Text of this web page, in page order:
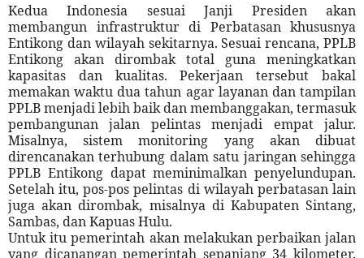
Kedua Indonesia sesuai Janji Presiden akan
membangun infrastruktur di Perbatasan khususnya
Entikong dan wilayah sekitarnya. Sesuai rencana, PPLB
Entikong akan dirombak total guna meningkatkan
kapasitas dan kualitas. Pekerjaan tersebut bakal
memakan waktu dua tahun agar layanan dan tampilan
PPLB menjadi lebih baik dan membanggakan, termasuk
pembangunan jalan pelintas menjadi empat jalur.
Misalnya, sistem monitoring yang akan dibuat
direncanakan terhubung dalam satu jaringan sehingga
PPLB Entikong dapat meminimalkan penyelundupan.
Setelah itu, pos-pos pelintas di wilayah perbatasan lain
juga akan dirombak, misalnya di Kabupaten Sintang,
Sambas, dan Kapuas Hulu.
Untuk itu pemerintah akan melakukan perbaikan jalan
yang dicanangan pemerintah sepanjang 34 kilometer.